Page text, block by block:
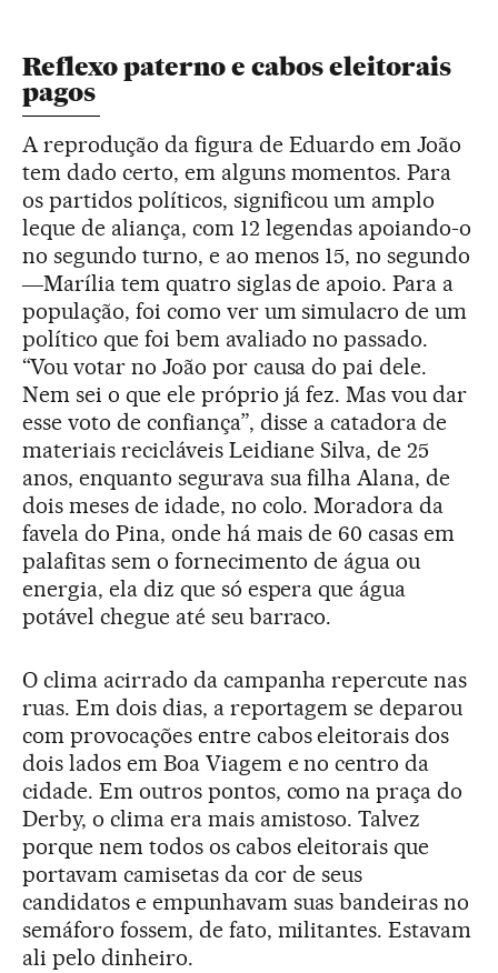
Reflexo paterno e cabos eleitorais
pagos
A reprodução da figura de Eduardo em João
tem dado certo, em alguns momentos. Para
os partidos políticos, significou um amplo
leque de aliança, com 12 legendas apoiando-o
no segundo turno, e ao menos 15, no segundo
―Marília tem quatro siglas de apoio. Para a
população, foi como ver um simulacro de um
político que foi bem avaliado no passado.
“Vou votar no João por causa do pai dele.
Nem sei o que ele próprio já fez. Mas vou dar
esse voto de confiança”, disse a catadora de
materiais recicláveis Leidiane Silva, de 25
anos, enquanto segurava sua filha Alana, de
dois meses de idade, no colo. Moradora da
favela do Pina, onde há mais de 60 casas em
palafitas sem o fornecimento de água ou
energia, ela diz que só espera que água
potável chegue até seu barraco.
O clima acirrado da campanha repercute nas
ruas. Em dois dias, a reportagem se deparou
com provocações entre cabos eleitorais dos
dois lados em Boa Viagem e no centro da
cidade. Em outros pontos, como na praça do
Derby, o clima era mais amistoso. Talvez
porque nem todos os cabos eleitorais que
portavam camisetas da cor de seus
candidatos e empunhavam suas bandeiras no
semáforo fossem, de fato, militantes. Estavam
ali pelo dinheiro.